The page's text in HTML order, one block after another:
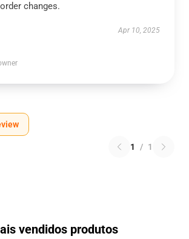
changes.
Apr 10, 2025
1 / 1
vendidos produtos